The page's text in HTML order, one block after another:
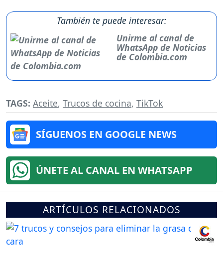
También te puede interesar:
Unirme al canal de
WhatsApp de Noticias
de Colombia.com
TAGS: Aceite, Trucos de cocina, TikTok
SÍGUENOS EN GOOGLE NEWS
ÚNETE AL CANAL EN WHATSAPP
ARTÍCULOS RELACIONADOS